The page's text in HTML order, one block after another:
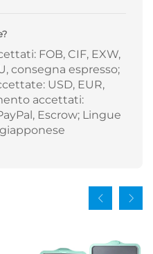
FOB, CIF, EXW,
consegna espresso;
USD, EUR,
accettati:
Escrow; Lingue